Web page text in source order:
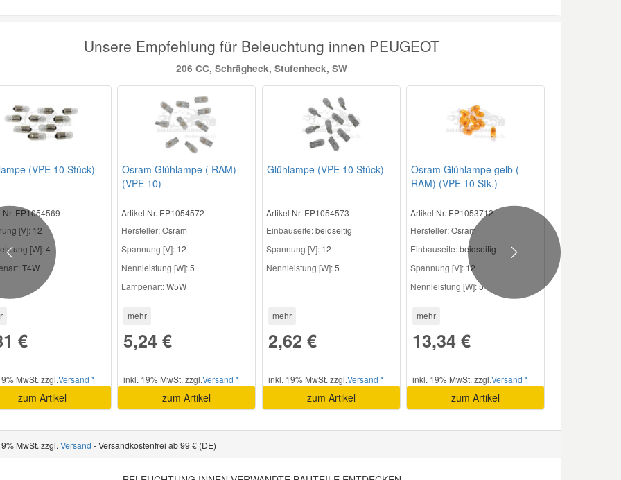
Unsere Empfehlung für Beleuchtung innen PEUGEOT
206 CC, Schrägheck, Stufenheck, SW
(VPE 10 Stück)
Nr. EP1054569
[V]: 12
[W]: 4
T4W
€
MwSt. zzgl.Versand *
zum Artikel
Osram Glühlampe ( RAM)
(VPE 10)
Artikel Nr. EP1054572
Hersteller: Osram
Spannung [V]: 12
Nennleistung [W]:5
Lampenart:W5W
mehr
5,24 €
inkl. 19% MwSt. zzgl.Versand *
zum Artikel
Glühlampe (VPE 10 Stück)
Artikel Nr. EP1054573
Einbauseite:beidseitig
Spannung [V]:12
Nennleistung [W]:5
mehr
2,62 €
inkl. 19% MwSt. zzgl.Versand *
zum Artikel
Osram Glühlampe gelb (
RAM) (VPE 10 Stk.)
Artikel Nr. EP1053712
Hersteller: Osram
Einbauseite:beidseitig
Spannung [V]: 12
Nennleistung [W]:5
mehr
13,34 €
inkl. 19% MwSt. zzgl.Versand *
zum Artikel
Previous Next
MwSt. zzgl. Versand - Versandkostenfrei ab 99 € (DE)